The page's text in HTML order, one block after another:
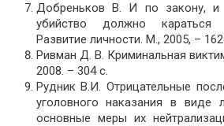
Добреньков В. И по закону, и
убийство должно караться
Развитие личности. М., 2005, –
Ривман Д. В. Криминальная
2008. – 304 с.
Рудник В.И. Отрицательные
уголовного наказания в виде
основные меры их